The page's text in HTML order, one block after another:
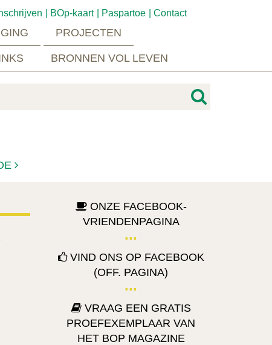
BOp-kaart Paspartoe Contact
PROJECTEN
BRONNEN VOL LEVEN
ONZE FACEBOOK-
VRIENDENPAGINA
VIND ONS OP FACEBOOK
(OFF. PAGINA)
VRAAG EEN GRATIS
PROEFEXEMPLAAR VAN
HET BOP MAGAZINE